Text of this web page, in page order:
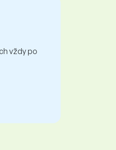
vždy po